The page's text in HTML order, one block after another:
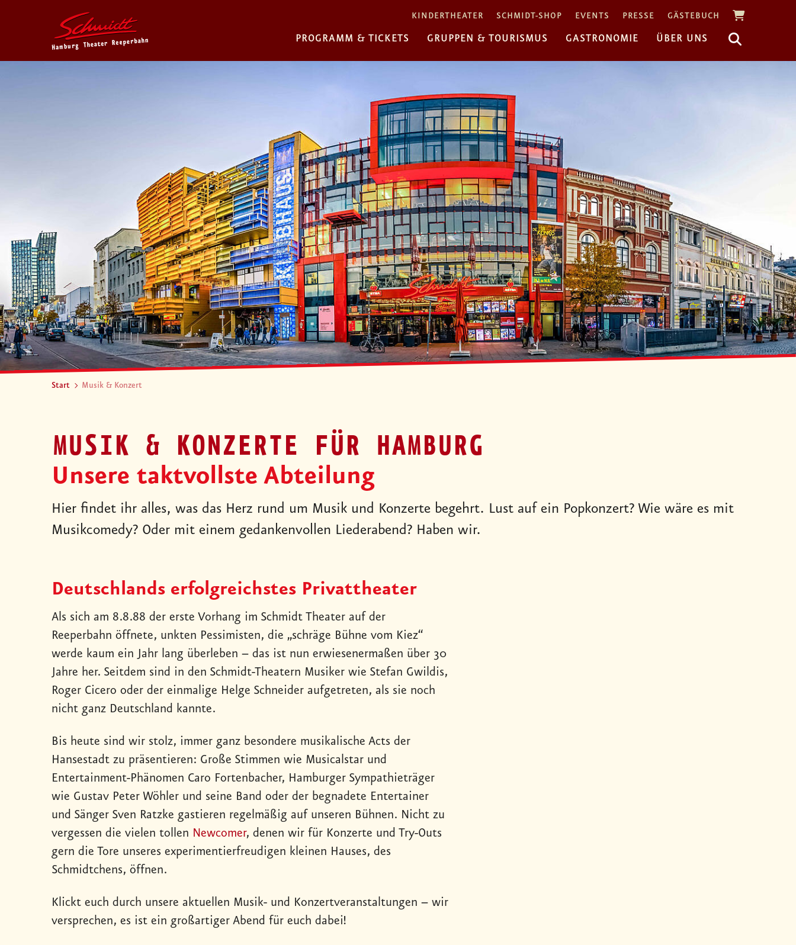
KINDERTHEATER SCHMIDT-SHOP EVENTS PRESSE GÄSTEBUCH
PROGRAMM & TICKETS GRUPPEN & TOURISMUS GASTRONOMIE ÜBER UNS
Start Musik & Konzert
MUSIK & KONZERTE FÜR HAMBURG
Unsere taktvollste Abteilung
Hier findet ihr alles, was das Herz rund um Musik und Konzerte begehrt. Lust auf ein Popkonzert? Wie wäre es mit
Musikcomedy? Oder mit einem gedankenvollen Liederabend? Haben wir.
Deutschlands erfolgreichstes Privattheater
Als sich am 8.8.88 der erste Vorhang im Schmidt Theater auf der
Reeperbahn öffnete, unkten Pessimisten, die „schräge Bühne vom Kiez“
werde kaum ein Jahr lang überleben – das ist nun erwiesenermaßen über 30
Jahre her. Seitdem sind in den Schmidt-Theatern Musiker wie Stefan Gwildis,
Roger Cicero oder der einmalige Helge Schneider aufgetreten, als sie noch
nicht ganz Deutschland kannte.
Bis heute sind wir stolz, immer ganz besondere musikalische Acts der
Hansestadt zu präsentieren: Große Stimmen wie Musicalstar und
Entertainment-Phänomen Caro Fortenbacher, Hamburger Sympathieträger
wie Gustav Peter Wöhler und seine Band oder der begnadete Entertainer
und Sänger Sven Ratzke gastieren regelmäßig auf unseren Bühnen. Nicht zu
vergessen die vielen tollen Newcomer, denen wir für Konzerte und Try-Outs
gern die Tore unseres experimentierfreudigen kleinen Hauses, des
Schmidtchens, öffnen.
Klickt euch durch unsere aktuellen Musik- und Konzertveranstaltungen – wir
versprechen, es ist ein großartiger Abend für euch dabei!